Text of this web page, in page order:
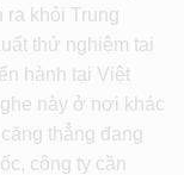
ra khỏi Trung
thử nghiệm tai
hành tại Việt
này ở nơi khác
thẳng đang
công ty cần